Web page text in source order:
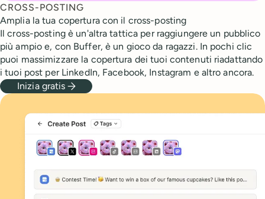
CROSS-POSTING
Amplia la tua copertura con il cross-posting
Il cross-posting è un'altra tattica per raggiungere un pubblico
più ampio e, con Buffer, è un gioco da ragazzi. In pochi clic
puoi massimizzare la copertura dei tuoi contenuti riadattando
i tuoi post per LinkedIn, Facebook, Instagram e altro ancora.
Inizia gratis